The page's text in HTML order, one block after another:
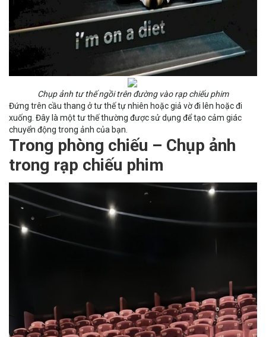
Chụp ảnh tư thế ngồi trên đường vào rạp chiếu phim
Đứng trên cầu thang ở tư thế tự nhiên hoặc giả vờ đi lên hoặc đi
xuống. Đây là một tư thế thường được sử dụng để tạo cảm giác
chuyển động trong ảnh của bạn.
Trong phòng chiếu – Chụp ảnh
trong rạp chiếu phim